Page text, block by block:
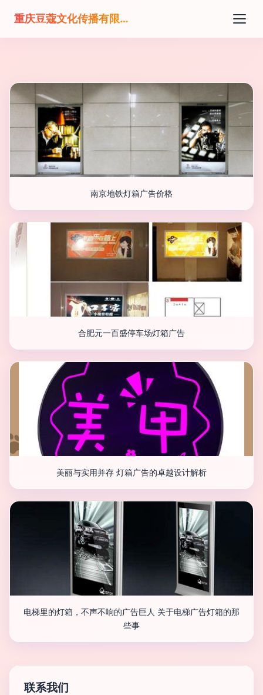
重庆豆蔻文化传播有限公司
南京地铁灯箱广告价格
合肥元一百盛停车场灯箱广告
美丽与实用并存 灯箱广告的卓越设计解析
电梯里的灯箱，不声不响的广告巨人 关于电梯广告灯箱的那
些事
联系我们